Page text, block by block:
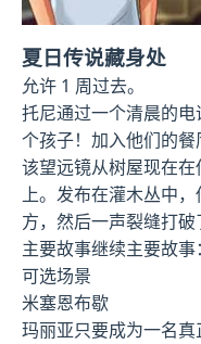
夏日传说藏身处
允许 1 周过去。
托尼通过一个清晨的
个孩子！加入他们的
该望远镜从树屋现在
上。发布在灌木丛中
方，然后一声裂缝打破
主要故事继续主要故事
可选场景
米塞恩布歇
玛丽亚只要成为一名